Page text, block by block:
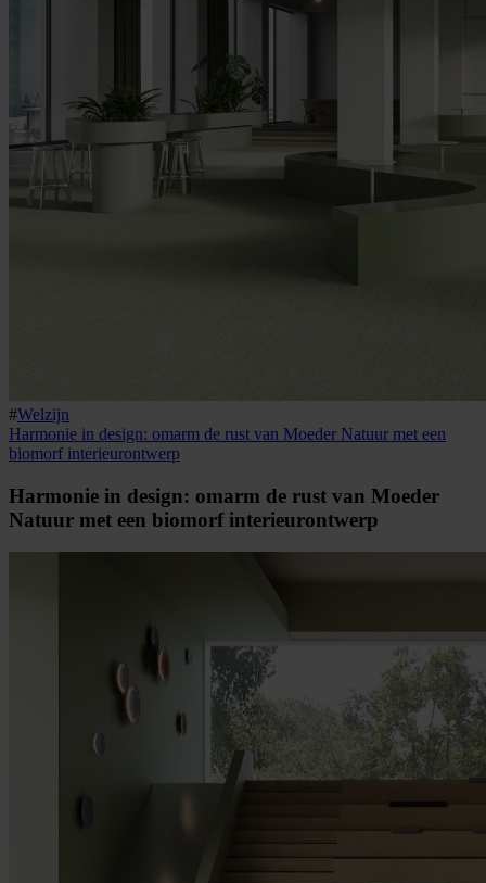
#Welzijn
Harmonie in design: omarm de rust van Moeder Natuur met een
biomorf interieurontwerp
Harmonie in design: omarm de rust van Moeder
Natuur met een biomorf interieurontwerp